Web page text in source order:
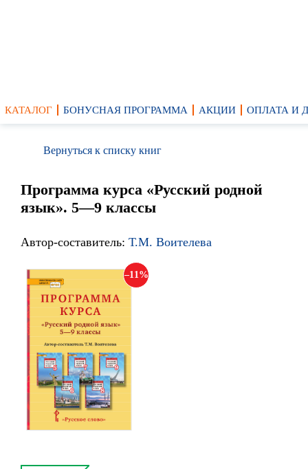
КАТАЛОГ БОНУСНАЯ ПРОГРАММА АКЦИИ ОПЛАТА И
Вернуться к списку книг
Программа курса «Русский родной
язык». 5—9 классы
Автор-составитель: Т.М. Воителева
11